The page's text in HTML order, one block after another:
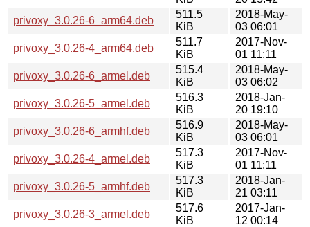
privoxy_3.0.26-6_arm64.deb
511.5
KiB
2018-May-
03 06:01
privoxy_3.0.26-4_arm64.deb
511.7
KiB
2017-Nov-
01 11:11
privoxy_3.0.26-6_armel.deb
515.4
KiB
2018-May-
03 06:02
privoxy_3.0.26-5_armel.deb
516.3
KiB
2018-Jan-
20 19:10
privoxy_3.0.26-6_armhf.deb
516.9
KiB
2018-May-
03 06:01
privoxy_3.0.26-4_armel.deb
517.3
KiB
2017-Nov-
01 11:11
privoxy_3.0.26-5_armhf.deb
517.3
KiB
2018-Jan-
21 03:11
privoxy_3.0.26-3_armel.deb
517.6
KiB
2017-Jan-
12 00:14